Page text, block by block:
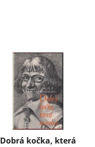
Dobrá kočka, která